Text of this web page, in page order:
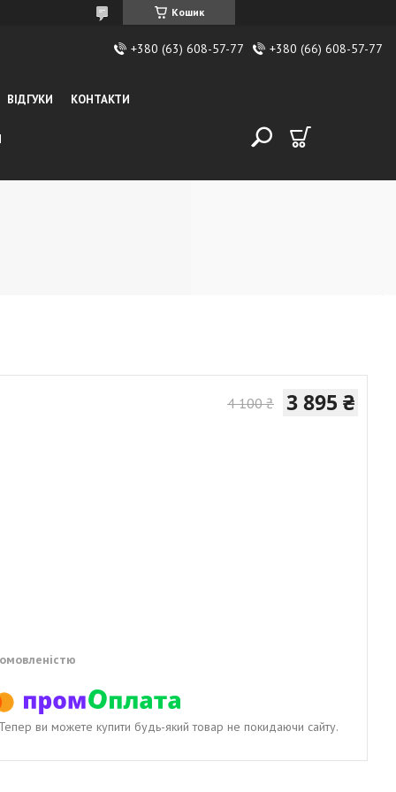
Кошик
+380 (63) 608-57-77 +380 (66) 608-57-77
ВІДГУКИ КОНТАКТИ
4 100 ₴ 3 895 ₴
Тепер ви можете купити будь-який товар не покидаючи сайту.